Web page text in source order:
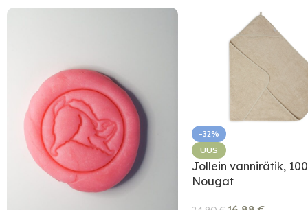
-32%
UUS
Jollein vannirätik,
Nougat